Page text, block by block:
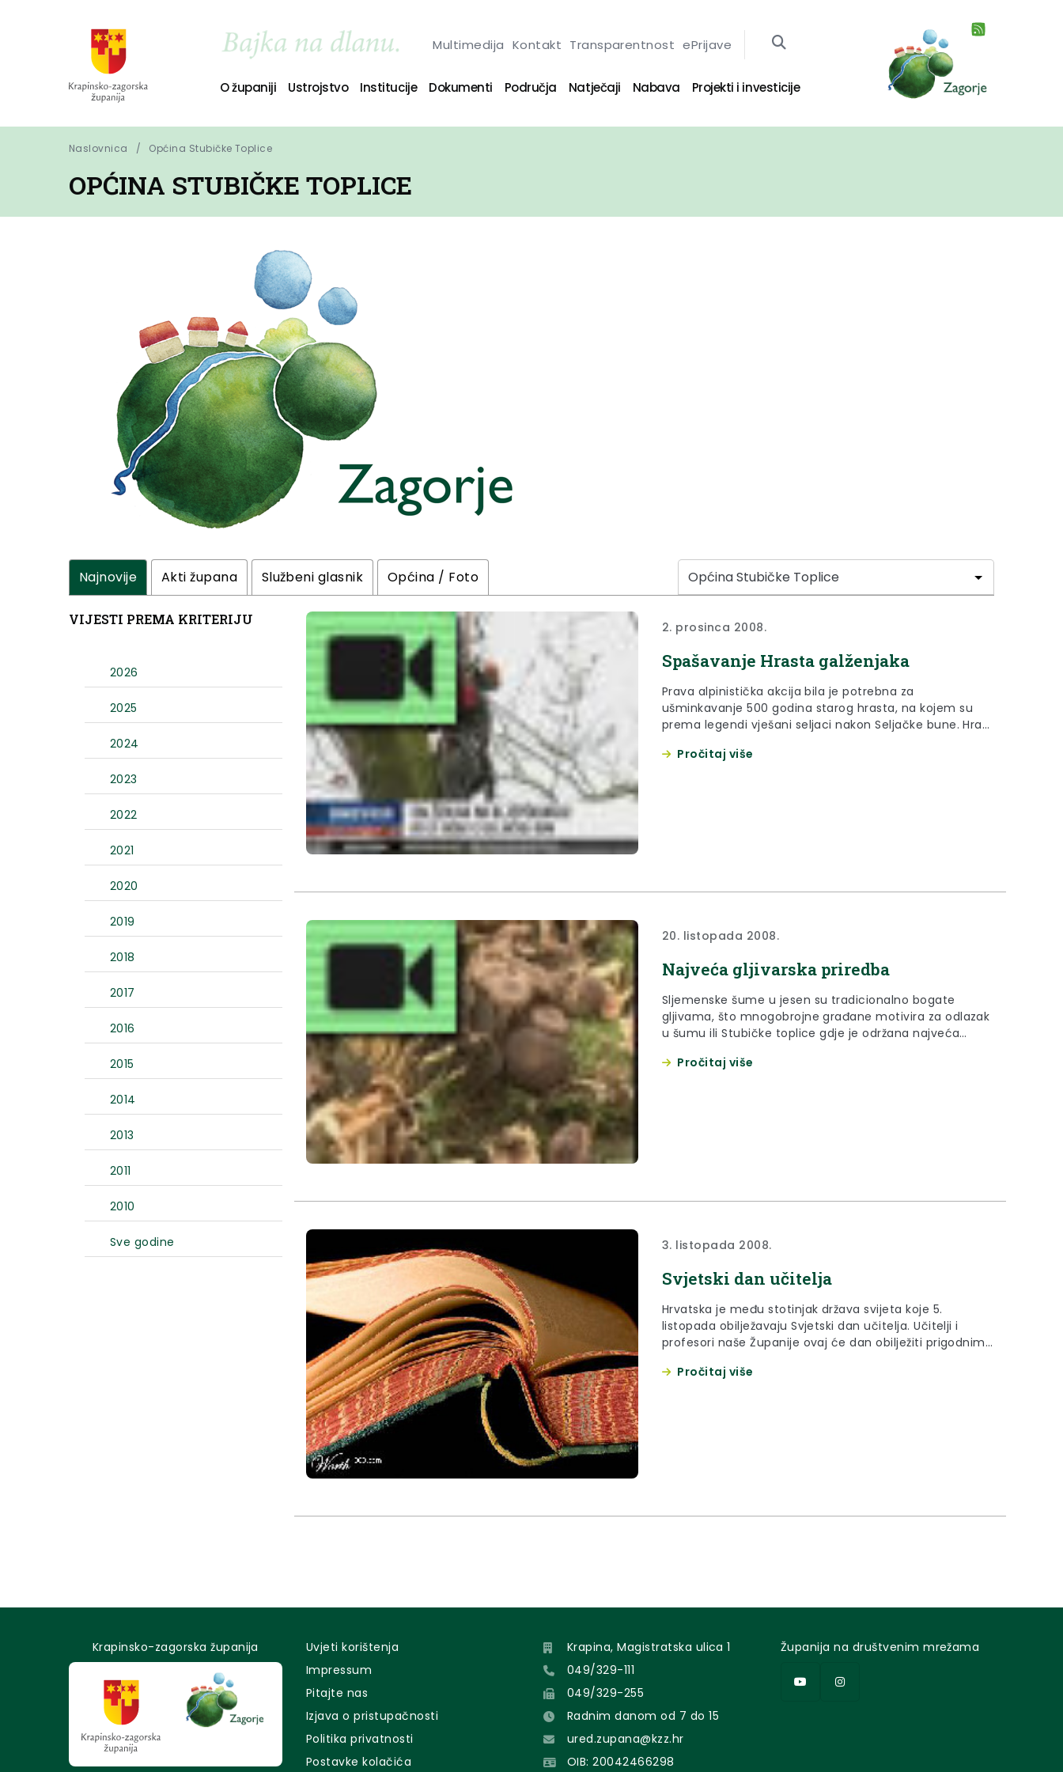
Multimedija Kontakt Transparentnost ePrijave
O županiji Ustrojstvo Institucije Dokumenti Područja Natječaji Nabava Projekti i investicije
Naslovnica Općina Stubičke Toplice
OPĆINA STUBIČKE TOPLICE
Najnovije Akti župana Službeni glasnik Općina / Foto
VIJESTI PREMA KRITERIJU
2026
2025
2024
2023
2022
2021
2020
2019
2018
2017
2016
2015
2014
2013
2011
2010
Sve godine
2. prosinca 2008.
Spašavanje Hrasta galženjaka
Prava alpinistička akcija bila je potrebna za
ušminkavanje 500 godina starog hrasta, na kojem su
prema legendi vješani seljaci nakon Seljačke bune. Hrast
koji su na području Zagorja zaštićeni kao spomenici
Pročitaj više
20. listopada 2008.
Najveća gljivarska priredba
Sljemenske šume u jesen su tradicionalno bogate
gljivama, što mnogobrojne građane motivira za odlazak
u šumu ili Stubičke toplice gdje je održana najveća
je 12. godinu zaredom svojevrsni gljivarski Woodstock.
Pročitaj više
3. listopada 2008.
Svjetski dan učitelja
Hrvatska je među stotinjak država svijeta koje 5.
listopada obilježavaju Svjetski dan učitelja. Učitelji i
profesori naše Županije ovaj će dan obilježiti prigodnim
Pročitaj više
Krapinsko-zagorska županija
Uvjeti korištenja
Impressum
Pitajte nas
Izjava o pristupačnosti
Politika privatnosti
Postavke kolačića
Krapina, Magistratska ulica 1
049/329-111
049/329-255
Radnim danom od 7 do 15
ured.zupana@kzz.hr
OIB: 20042466298
Županija na društvenim mrežama